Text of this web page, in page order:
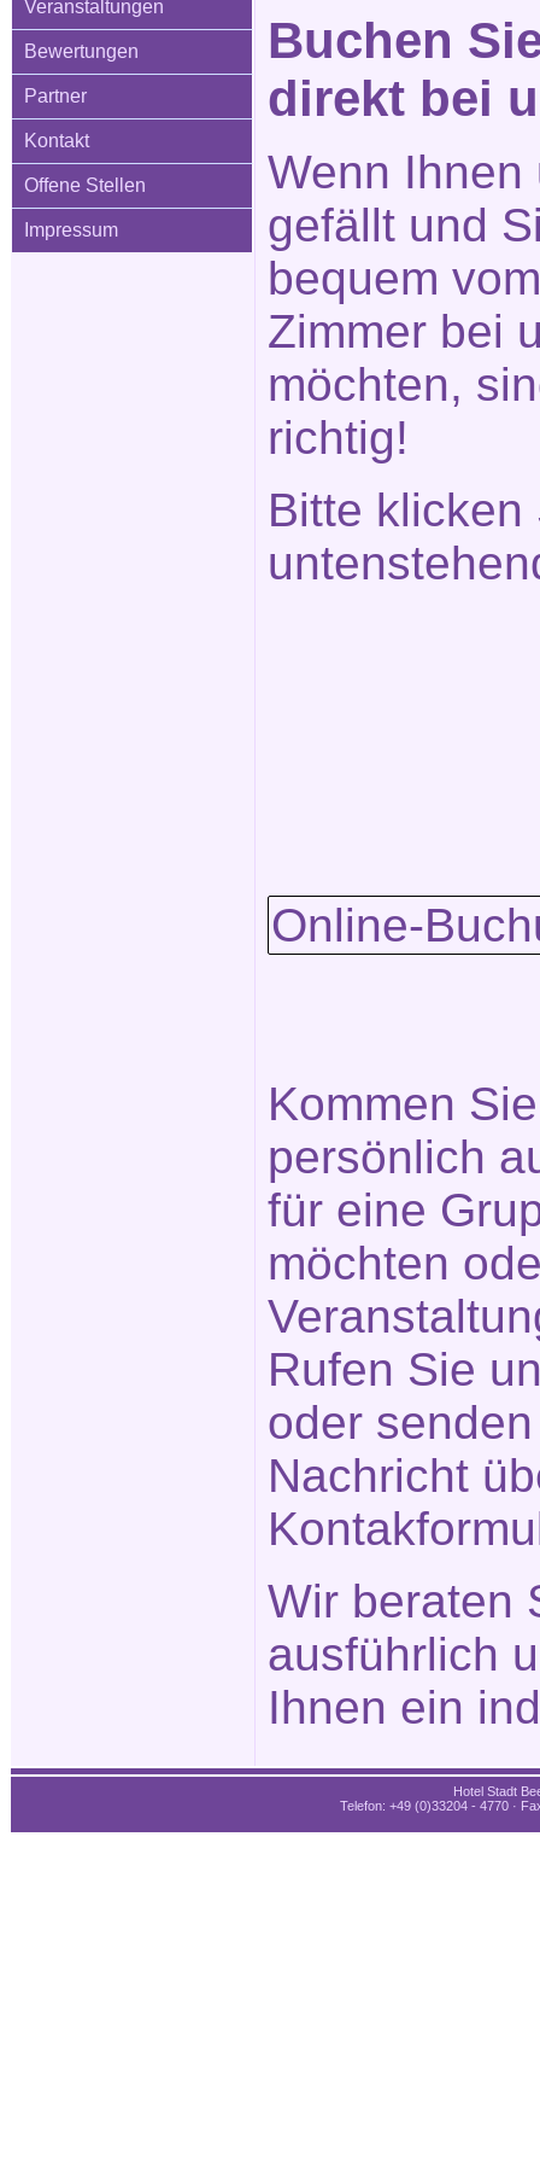
Veranstaltungen
Bewertungen
Partner
Kontakt
Offene Stellen
Impressum
Buchen
direkt bei
Wenn Ihnen
gefällt und
bequem
Zimmer bei
möchten,
richtig!
Bitte
Online-
Kommen
persönlich
für eine
möchten
Rufen Sie
oder
Nachricht
Wir beraten
ausführlich
Ihnen ein
Hotel Stadt
Telefon: +49 (0)33204 - 4770 ·